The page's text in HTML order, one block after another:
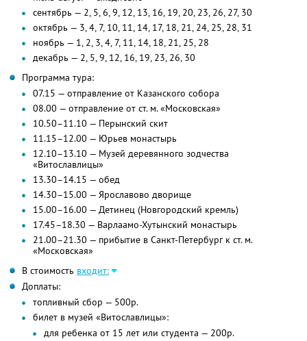
сентябрь — 2, 5, 6, 9, 12, 13, 16, 19, 20, 23, 26, 27, 30
октябрь — 3, 4, 7, 10, 11, 14, 17, 18, 21, 24, 25, 28, 31
ноябрь — 1, 2, 3, 4, 7, 11, 14, 18, 21, 25, 28
декабрь — 2, 5, 9, 12, 16, 19, 23, 26, 30
Программа тура:
07.15 — отправление от Казанского собора
08.00 — отправление от ст. м. «Московская»
10.50–11.10 — Перынский скит
11.15–12.00 — Юрьев монастырь
12.10–13.10 — Музей деревянного зодчества
«Витославлицы»
13.30–14.15 — обед
14.30–15.00 — Ярославово дворище
15.00–16.00 — Детинец (Новгородский кремль)
17.45–18.30 — Варлаамо-Хутынский монастырь
21.00–21.30 — прибытие в Санкт-Петербург к ст. м.
«Московская»
В стоимость входит:
Доплаты:
топливный сбор — 500р.
билет в музей «Витославлицы»:
для ребенка от 15 лет или студента — 200р.